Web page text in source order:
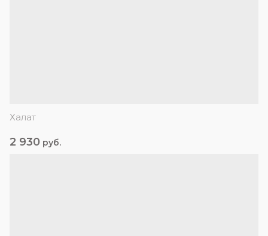
Халат
2 930 руб.